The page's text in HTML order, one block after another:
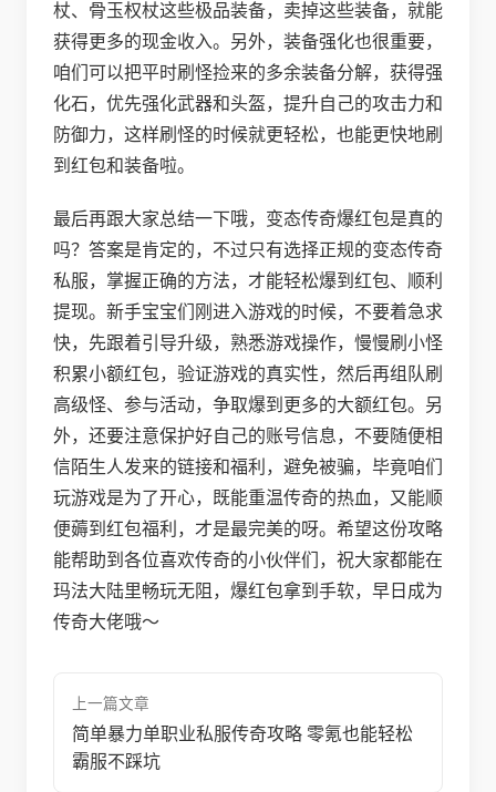
杖、骨玉权杖这些极品装备，卖掉这些装备，就能
获得更多的现金收入。另外，装备强化也很重要，
咱们可以把平时刷怪捡来的多余装备分解，获得强
化石，优先强化武器和头盔，提升自己的攻击力和
防御力，这样刷怪的时候就更轻松，也能更快地刷
到红包和装备啦。
最后再跟大家总结一下哦，变态传奇爆红包是真的
吗？答案是肯定的，不过只有选择正规的变态传奇
私服，掌握正确的方法，才能轻松爆到红包、顺利
提现。新手宝宝们刚进入游戏的时候，不要着急求
快，先跟着引导升级，熟悉游戏操作，慢慢刷小怪
积累小额红包，验证游戏的真实性，然后再组队刷
高级怪、参与活动，争取爆到更多的大额红包。另
外，还要注意保护好自己的账号信息，不要随便相
信陌生人发来的链接和福利，避免被骗，毕竟咱们
玩游戏是为了开心，既能重温传奇的热血，又能顺
便薅到红包福利，才是最完美的呀。希望这份攻略
能帮助到各位喜欢传奇的小伙伴们，祝大家都能在
玛法大陆里畅玩无阻，爆红包拿到手软，早日成为
传奇大佬哦～
上一篇文章
简单暴力单职业私服传奇攻略 零氪也能轻松
霸服不踩坑